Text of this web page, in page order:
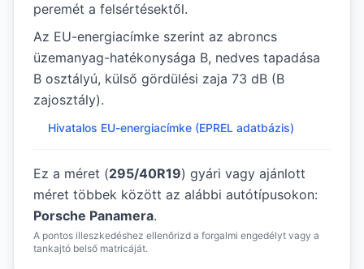
peremét a felsértésektől.
Az EU-energiacímke szerint az abroncs
üzemanyag-hatékonysága B, nedves tapadása
B osztályú, külső gördülési zaja 73 dB (B
zajosztály).
Hivatalos EU-energiacímke (EPREL adatbázis)
Ez a méret (295/40R19) gyári vagy ajánlott
méret többek között az alábbi autótípusokon:
Porsche Panamera.
A pontos illeszkedéshez ellenőrizd a forgalmi engedélyt vagy a
tankajtó belső matricáját.